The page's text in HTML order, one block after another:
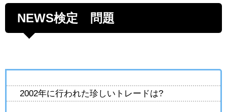
NEWS検定 問題
2002年に行われた珍しいトレードは?